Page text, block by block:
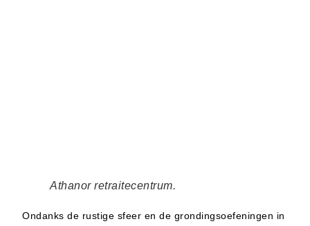
Athanor retraitecentrum.
Ondanks de rustige sfeer en de grondingsoefeningen in